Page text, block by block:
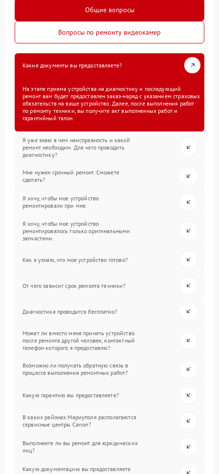
Общие вопросы
Вопросы по ремонту видеокамер
Какие документы вы предоставляете?
На этапе приема устройства на диагностику и последующий
ремонт вам будет предоставлен заказ-наряд с указанием страховых
обязательств на ваше устройство. Далее, после выполнения работ
по ремонту техники, вы получите акт выполненных работ и
гарантийный талон.
Я уже знаю в чем неисправность и какой
ремонт необходим. Для чего проводить
диагностику?
Мне нужен срочный ремонт. Сможете
сделать?
Я хочу, чтобы мое устройство
ремонтировали при мне.
Я хочу, чтобы мое устройство
ремонтировалось только оригинальными
запчастями.
Как я узнаю, что мое устройство готово?
От чего зависит срок ремонта техники?
Диагностика проводится бесплатно?
Может ли вместо меня принять устройство
после ремонта другой человек, контактный
телефон которого я предоставлю?
Возможно ли получать обратную связь в
процессе выполнения ремонтных работ?
Какую гарантию вы предоставляете?
В каких районах Мариуполя располагаются
сервисные центры Canon?
Выполняете ли вы ремонт для юридических
лиц?
Какую документацию вы предоставляете